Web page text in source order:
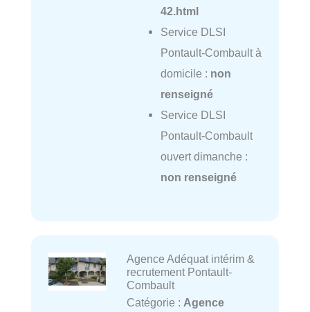
42.html
Service DLSI
Pontault-Combault à
domicile : non
renseigné
Service DLSI
Pontault-Combault
ouvert dimanche :
non renseigné
Agence Adéquat intérim &
recrutement Pontault-
Combault
Catégorie : Agence